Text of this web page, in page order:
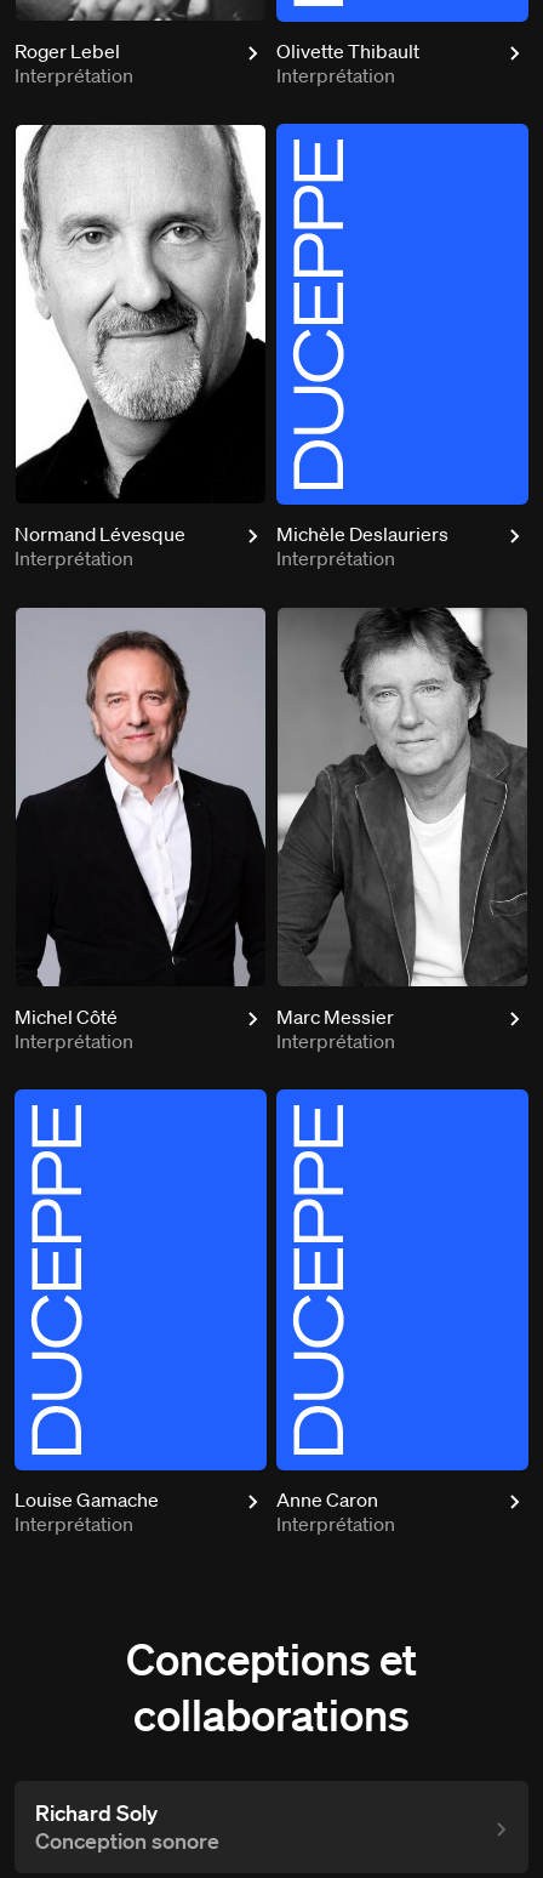
Roger Lebel
Interprétation
Olivette Thibault
Interprétation
Normand Lévesque
Interprétation
Michèle Deslauriers
Interprétation
Michel Côté
Interprétation
Marc Messier
Interprétation
Louise Gamache
Interprétation
Anne Caron
Interprétation
Conceptions et
collaborations
Richard Soly
Conception sonore